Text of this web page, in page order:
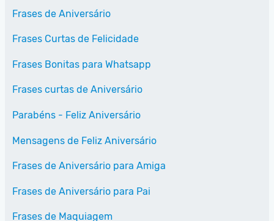
Frases de Aniversário
Frases Curtas de Felicidade
Frases Bonitas para Whatsapp
Frases curtas de Aniversário
Parabéns - Feliz Aniversário
Mensagens de Feliz Aniversário
Frases de Aniversário para Amiga
Frases de Aniversário para Pai
Frases de Maquiagem